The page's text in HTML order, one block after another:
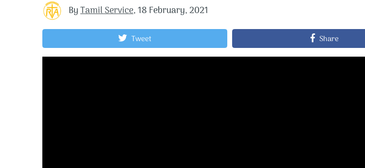
ByTamil Service,18 February, 2021
Tweet Share